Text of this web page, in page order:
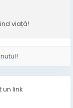
viață!
un link